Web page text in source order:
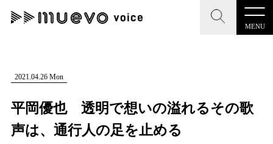
MENU
CLOSE
記事を検索する
CLOSE
"読者の声を形にする”音楽特化メディア
2021.04.26 Mon
平岡優也 透明で想いの溢れるその歌
声は、通行人の足を止める